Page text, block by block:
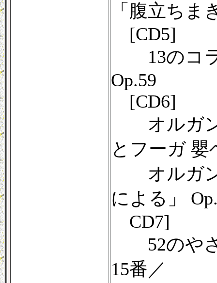
「腹立ちま
[CD5]
13のコラ
Op.59
[CD6]
オルガン
とフーガ 嬰
オルガン
による」
CD7]
52のやさ
15番／